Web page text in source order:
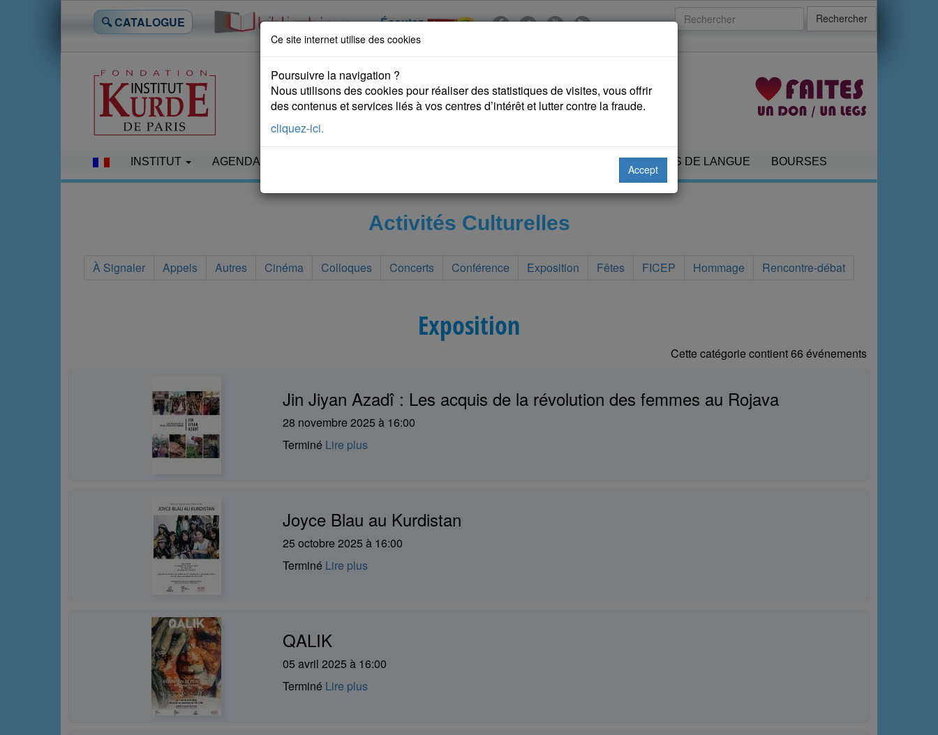
🔍 CATALOGUE Écoutez Rechercher
INSTITUT AGENDA DROITS DE L'HOMME COURS DE LANGUE BOURSES
Activités Culturelles
À Signaler Appels Autres Cinéma Colloques Concerts Conférence Exposition Fêtes FICEP Hommage Rencontre-débat
Exposition
Cette catégorie contient 66 événements
Jin Jiyan Azadî : Les acquis de la révolution des femmes au Rojava
28 novembre 2025 à 16:00
Terminé Lire plus
Joyce Blau au Kurdistan
25 octobre 2025 à 16:00
Terminé Lire plus
QALIK
05 avril 2025 à 16:00
Terminé Lire plus
Ce site internet utilise des cookies
Poursuivre la navigation ?
Nous utilisons des cookies pour réaliser des statistiques de visites, vous offrir
des contenus et services liés à vos centres d’intérêt et lutter contre la fraude.
cliquez-ici.
Accept